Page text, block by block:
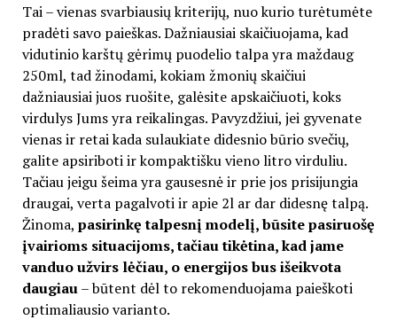
Tai – vienas svarbiausių kriterijų, nuo kurio turėtumėte
pradėti savo paieškas. Dažniausiai skaičiuojama, kad
vidutinio karštų gėrimų puodelio talpa yra maždaug
250ml, tad žinodami, kokiam žmonių skaičiui
dažniausiai juos ruošite, galėsite apskaičiuoti, koks
virdulys Jums yra reikalingas. Pavyzdžiui, jei gyvenate
vienas ir retai kada sulaukiate didesnio būrio svečių,
galite apsiriboti ir kompaktišku vieno litro virduliu.
Tačiau jeigu šeima yra gausesnė ir prie jos prisijungia
draugai, verta pagalvoti ir apie 2l ar dar didesnę talpą.
Žinoma, pasirinkę talpesnį modelį, būsite pasiruošę
įvairioms situacijoms, tačiau tikėtina, kad jame
vanduo užvirs lėčiau, o energijos bus išeikvota
daugiau– būtent dėl to rekomenduojama paieškoti
optimaliausio varianto.